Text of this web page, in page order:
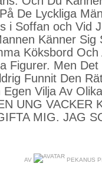
De Lyckliga
i Soffan och Vid
Känner Sig
Köksbord Och
Figurer. Men
Funnit Den
Vilja Av
UNG VACKER
MIG. JAG
AV PEKANUS